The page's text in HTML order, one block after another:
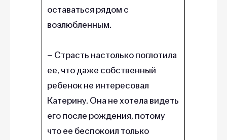
оставаться рядом с
возлюбленным.
– Страсть настолько поглотила
ее, что даже собственный
ребенок не интересовал
Катерину. Она не хотела видеть
его после рождения, потому
что ее беспокоил только